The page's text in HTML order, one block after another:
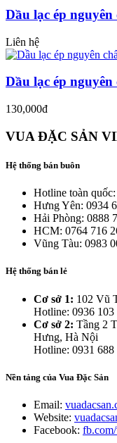
Dầu lạc ép
Liên hệ
Dầu lạc ép
130,000đ
VUA ĐẶC SẢN
Hệ thống bán buôn
Hotline toàn quốc:
Hưng Yên: 0934
Hải Phòng: 0888
HCM: 0764 716
Vũng Tàu: 0983
Hệ thống bán lẻ
Cơ sở 1: 102 Vũ
Hotline: 0936 103
Cơ sở 2: Tầng 2
Hưng, Hà Nội
Hotline: 0931 688
Nền tảng của Vua Đặc Sản
Email:
Website:
Facebook: